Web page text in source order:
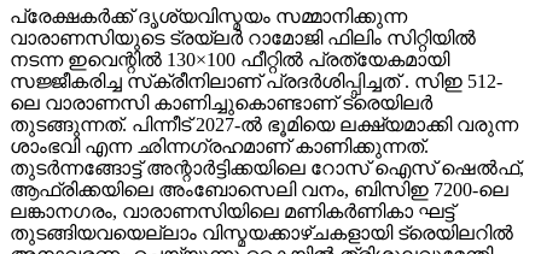
പ്രേക്ഷകർക്ക് ദൃശ്യവിസ്മയം സമ്മാനിക്കുന്ന
വാരാണസിയുടെ ട്രയ്ലർ റാമോജി ഫിലിം സിറ്റിയിൽ
നടന്ന ഇവെന്റിൽ 130×100 ഫീറ്റിൽ പ്രത്യേകമായി
സജ്ജീകരിച്ച സ്‌ക്രീനിലാണ് പ്രദർശിപ്പിച്ചത് . സിഇ 512-
ലെ വാരാണസി കാണിച്ചുകൊണ്ടാണ് ട്രെയിലര്‍
തുടങ്ങുന്നത്. പിന്നീട് 2027-ല്‍ ഭൂമിയെ ലക്ഷ്യമാക്കി വരുന്ന
ശാംഭവി എന്ന ഛിന്നഗ്രഹമാണ് കാണിക്കുന്നത്.
തുടര്‍ന്നങ്ങോട്ട് അന്റാര്‍ട്ടിക്കയിലെ റോസ് ഐസ് ഷെല്‍ഫ്,
ആഫ്രിക്കയിലെ അംബോസെലി വനം, ബിസിഇ 7200-ലെ
ലങ്കാനഗരം, വാരാണസിയിലെ മണികര്‍ണികാ ഘട്ട്
തുടങ്ങിയവയെല്ലാം വിസ്മയക്കാഴ്ചകളായി ട്രെയിലറില്‍